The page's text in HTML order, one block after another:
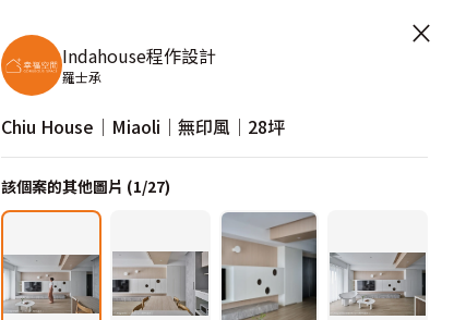
×
Indahouse程作設計
羅士承
Chiu House│Miaoli│無印風│28坪
該個案的其他圖片 (1/27)